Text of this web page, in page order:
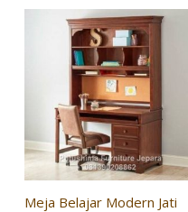
Meja Belajar Modern Jati